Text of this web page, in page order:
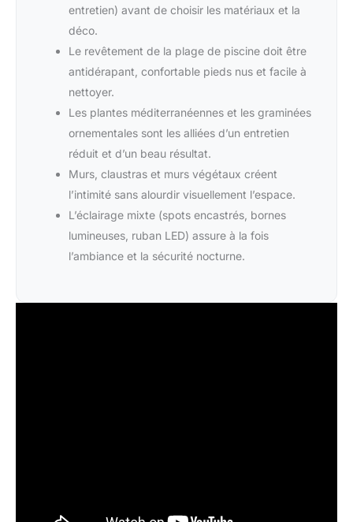
entretien) avant de choisir les matériaux et la
déco.
Le revêtement de la plage de piscine doit être
antidérapant, confortable pieds nus et facile à
nettoyer.
Les plantes méditerranéennes et les graminées
ornementales sont les alliées d’un entretien
réduit et d’un beau résultat.
Murs, claustras et murs végétaux créent
l’intimité sans alourdir visuellement l’espace.
L’éclairage mixte (spots encastrés, bornes
lumineuses, ruban LED) assure à la fois
l’ambiance et la sécurité nocturne.